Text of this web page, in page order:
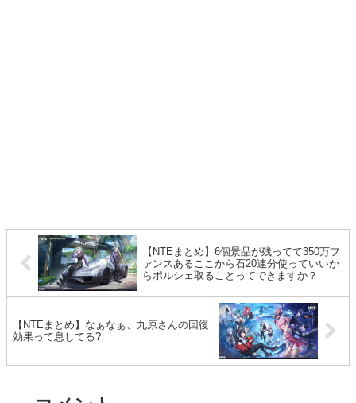
【NTEまとめ】6個景品が残ってて350万フ
ァンスあるここから石20連分使っていいか
らポルシェ取ることってできますか？
【NTEまとめ】なぁなぁ、九原さんの回復
効果って息してる?